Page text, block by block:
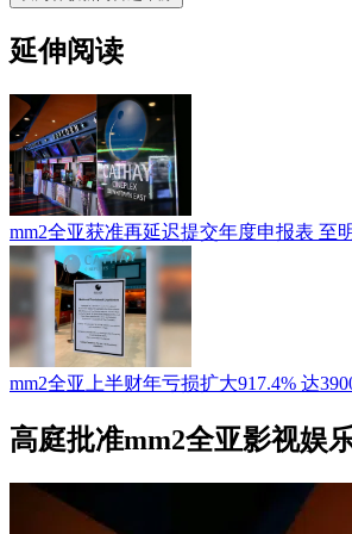
延伸阅读
mm2全亚获准再延迟提交年度申报表 至
mm2全亚上半财年亏损扩大917.4% 达
高庭批准mm2全亚影视娱